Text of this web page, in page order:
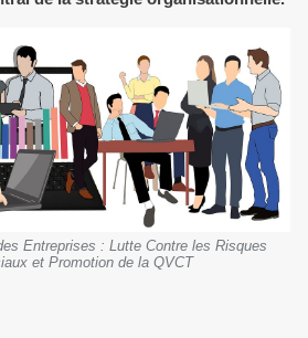
Entreprises : Lutte Contre les Risques
et Promotion de la QVCT